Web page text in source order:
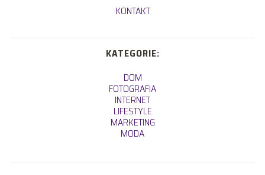
KONTAKT
KATEGORIE:
DOM
FOTOGRAFIA
INTERNET
LIFESTYLE
MARKETING
MODA